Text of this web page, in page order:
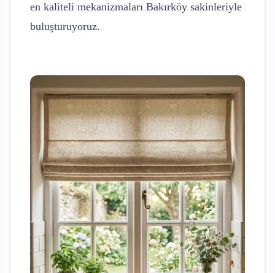
en kaliteli mekanizmaları Bakırköy sakinleriyle
buluşturuyoruz.